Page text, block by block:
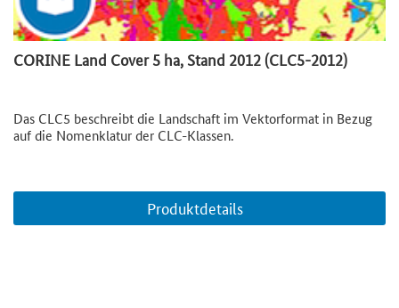
CORINE Land Cover 5 ha, Stand 2012 (CLC5-2012)
Das CLC5 beschreibt die Landschaft im Vektorformat in Bezug
auf die Nomenklatur der CLC-Klassen.
Produktdetails